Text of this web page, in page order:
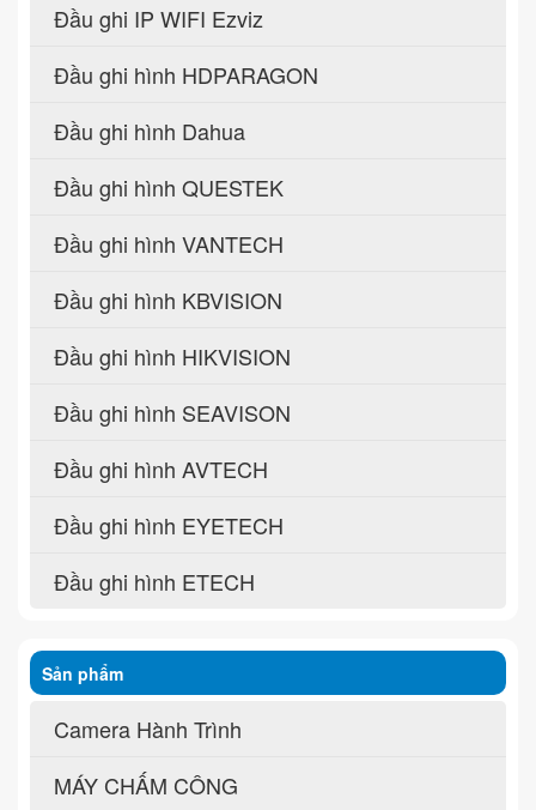
Đầu ghi IP WIFI Ezviz
Đầu ghi hình HDPARAGON
Đầu ghi hình Dahua
Đầu ghi hình QUESTEK
Đầu ghi hình VANTECH
Đầu ghi hình KBVISION
Đầu ghi hình HIKVISION
Đầu ghi hình SEAVISON
Đầu ghi hình AVTECH
Đầu ghi hình EYETECH
Đầu ghi hình ETECH
Sản phẩm
Camera Hành Trình
MÁY CHẤM CÔNG